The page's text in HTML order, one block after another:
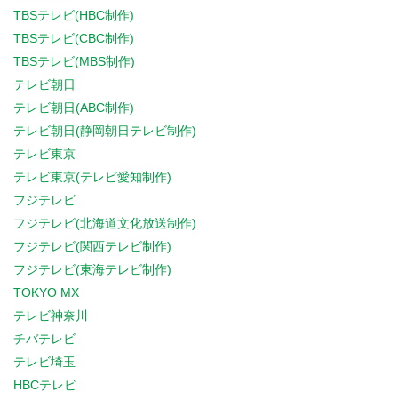
TBSテレビ(HBC制作)
TBSテレビ(CBC制作)
TBSテレビ(MBS制作)
テレビ朝日
テレビ朝日(ABC制作)
テレビ朝日(静岡朝日テレビ制作)
テレビ東京
テレビ東京(テレビ愛知制作)
フジテレビ
フジテレビ(北海道文化放送制作)
フジテレビ(関西テレビ制作)
フジテレビ(東海テレビ制作)
TOKYO MX
テレビ神奈川
チバテレビ
テレビ埼玉
HBCテレビ